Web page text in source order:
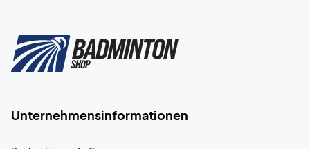
Unternehmensinformationen